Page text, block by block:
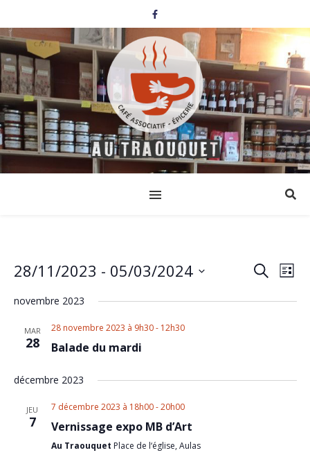
Events
Search
SearchList
28/11/2023 - 05/03/2024
date.
novembre 2023
MAR
28
28 novembre 2023 à 9h30- 12h30
Balade du mardi
décembre 2023
JEU
7
7 décembre 2023 à 18h00-20h00
Vernissage expo MB d’Art
Au Traouquet Place de l‘église, Aulas